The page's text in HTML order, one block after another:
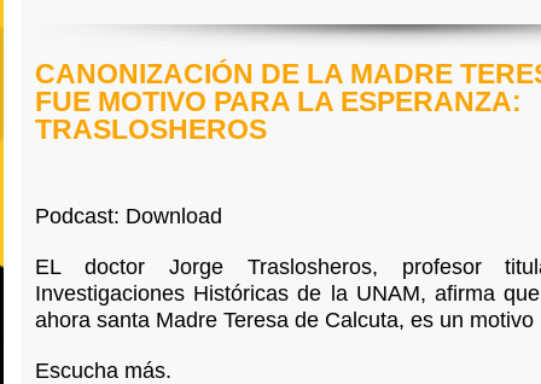
CANONIZACIÓN DE LA MADRE
FUE MOTIVO PARA LA ESPERANZA:
TRASLOSHEROS
Podcast: Download
EL doctor Jorge Traslosheros, profesor
Investigaciones Históricas de la UNAM, afirma
ahora santa Madre Teresa de Calcuta, es un
Escucha más.